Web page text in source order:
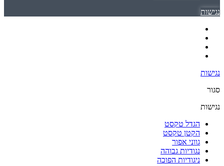
נגישות
נגישות
סגור
נגישות
הגדל טקסט
הקטן טקסט
גווני אפור
נגודיות גבוהה
ניגודיות הפוכה